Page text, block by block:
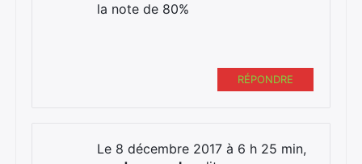
la note de 80%
RÉPONDRE
Le 8 décembre 2017 à 6 h 25 min,